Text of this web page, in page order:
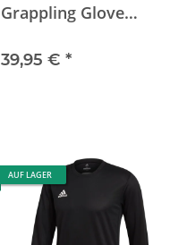
Grappling Glove
39,95 € *
AUF LAGER